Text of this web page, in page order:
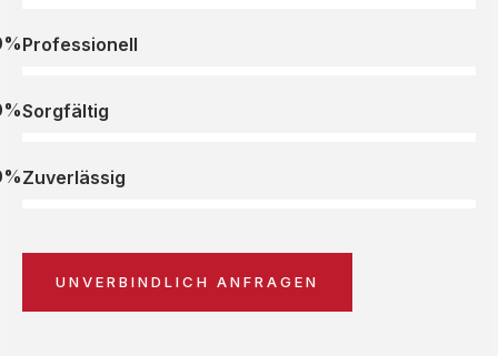
Professionell
Sorgfältig
Zuverlässig
UNVERBINDLICH ANFRAGEN